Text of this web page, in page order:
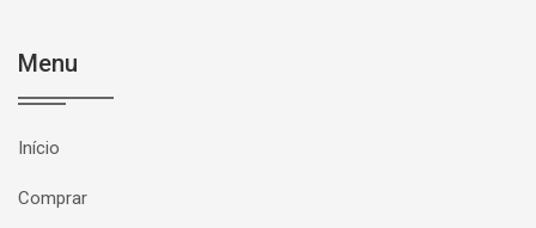
Menu
Início
Comprar